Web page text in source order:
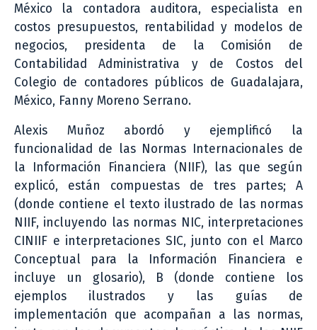
México la contadora auditora, especialista en
costos presupuestos, rentabilidad y modelos de
negocios, presidenta de la Comisión de
Contabilidad Administrativa y de Costos del
Colegio de contadores públicos de Guadalajara,
México, Fanny Moreno Serrano.
Alexis Muñoz abordó y ejemplificó la
funcionalidad de las Normas Internacionales de
la Información Financiera (NIIF), las que según
explicó, están compuestas de tres partes; A
(donde contiene el texto ilustrado de las normas
NIIF, incluyendo las normas NIC, interpretaciones
CINIIF e interpretaciones SIC, junto con el Marco
Conceptual para la Información Financiera e
incluye un glosario), B (donde contiene los
ejemplos ilustrados y las guías de
implementación que acompañan a las normas,